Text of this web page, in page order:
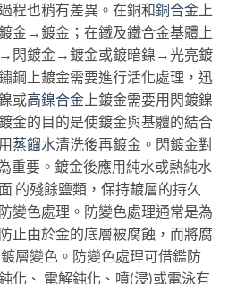
程也稍有差異。在銅和銅合金 上
金→鍍金；在鐵及鐵合金基體上
→閃鍍金→鍍金或鍍暗鎳→光亮鍍
上鍍金需要進行活化處理，迅
或高鎳合金 上鍍金需要用閃鍍鎳
金的目的是使鍍金與基體的結合
蒸餾水清洗後再鍍金。閃鍍金對
重要。鍍金後應用純水或熱純水
的殘餘鹽類，保持鍍層的持久
變色處理。防變色處理通常是為
止由於金的底層被腐蝕，而將腐
層變色。防變色處理可借鑑防
化、 電解鈍化、噴(浸)或電泳有